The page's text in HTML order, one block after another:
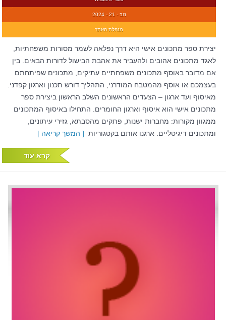
נוב - 21 - 2024
מנהלת האתר
יצירת ספר מתכונים אישי היא דרך נפלאה לשמר מסורות משפחתיות,
לאגד מתכונים אהובים ולהעביר את אהבת הבישול לדורות הבאים. בין
אם מדובר באוסף מתכונים משפחתיים עתיקים, מתכונים שפיתחתם
בעצמכם או אוסף מהמטבח המודרני, התהליך דורש תכנון וארגון קפדני.
מאיסוף ועד ארגון – הצעדים הראשונים השלב הראשון ביצירת ספר
מתכונים אישי הוא איסוף וארגון החומרים. התחילו באיסוף המתכונים
ממגוון מקורות: מחברות ישנות, פתקים מהסבתא, גזירי עיתונים,
ומתכונים דיגיטליים. ארגנו אותם בקטגוריות [ המשך קריאה ]
קרא עוד